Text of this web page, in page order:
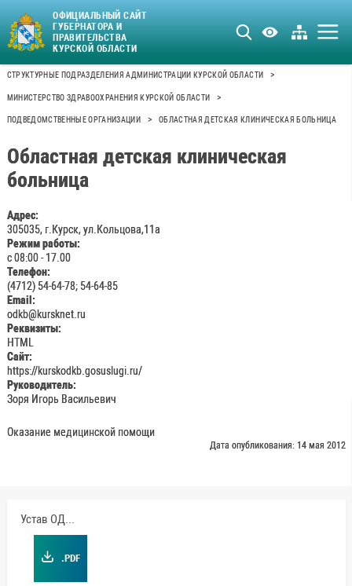
ОФИЦИАЛЬНЫЙ САЙТ
ГУБЕРНАТОРА И
ПРАВИТЕЛЬСТВА
КУРСКОЙ ОБЛАСТИ
СТРУКТУРНЫЕ ПОДРАЗДЕЛЕНИЯ АДМИНИСТРАЦИИ КУРСКОЙ ОБЛАСТИ >
МИНИСТЕРСТВО ЗДРАВООХРАНЕНИЯ КУРСКОЙ ОБЛАСТИ >
ПОДВЕДОМСТВЕННЫЕ ОРГАНИЗАЦИИ > ОБЛАСТНАЯ ДЕТСКАЯ КЛИНИЧЕСКАЯ БОЛЬНИЦА
Областная детская клиническая
больница
Адрес:
305035, г.Курск, ул.Кольцова,11а
Режим работы:
с 08:00 - 17.00
Телефон:
(4712) 54-64-78; 54-64-85
Email:
odkb@kursknet.ru
Реквизиты:
HTML
Сайт:
https://kurskodkb.gosuslugi.ru/
Руководитель:
Зоря Игорь Васильевич
Оказание медицинской помощи
Дата опубликования: 14 мая 2012
Устав ОДКБ
.PDF